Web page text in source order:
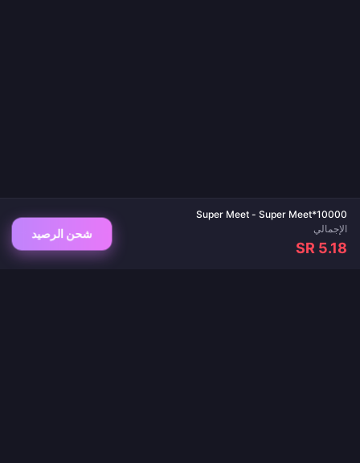
Super Meet - Super Meet*10000
الإجمالي
SR 5.18
شحن الرصيد